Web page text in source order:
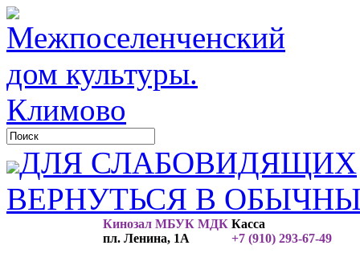
ДЛЯ СЛАБОВИДЯЩИХ
ВЕРНУТЬСЯ В
Кинозал МБУК МДК
пл. Ленина, 1А
Касса
+7 (910) 293-67-49